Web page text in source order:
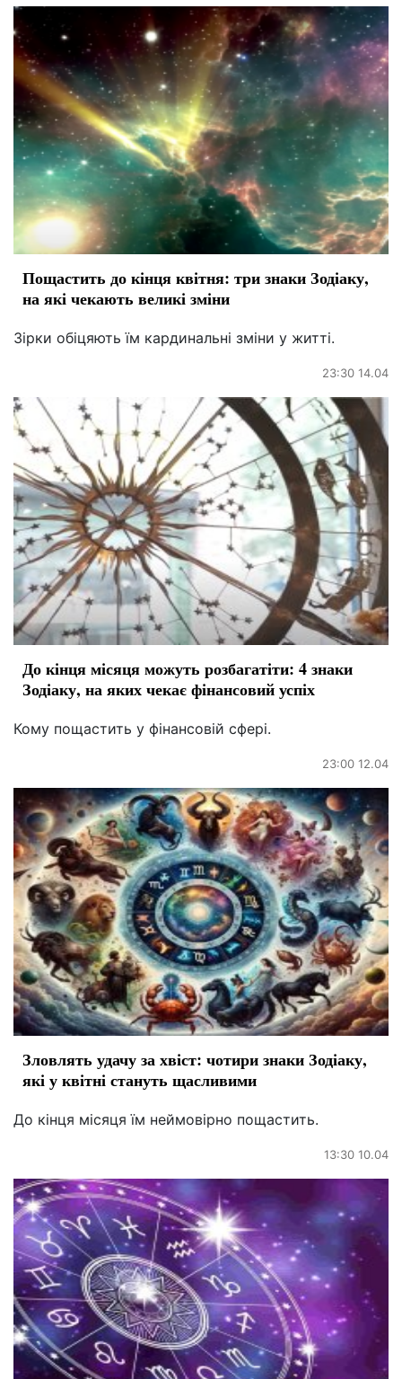
Пощастить до кінця квітня: три знаки Зодіаку,
на які чекають великі зміни
Зірки обіцяють їм кардинальні зміни у житті.
23:30 14.04
До кінця місяця можуть розбагатіти: 4 знаки
Зодіаку, на яких чекає фінансовий успіх
Кому пощастить у фінансовій сфері.
23:00 12.04
Зловлять удачу за хвіст: чотири знаки Зодіаку,
які у квітні стануть щасливими
До кінця місяця їм неймовірно пощастить.
13:30 10.04